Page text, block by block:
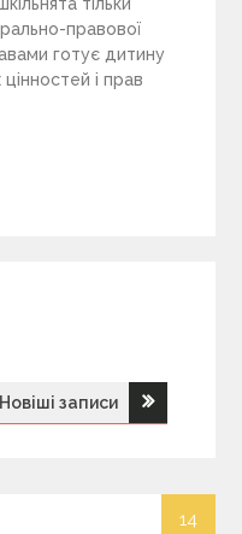
правової
готує дитину
і прав
Новіші записи
14